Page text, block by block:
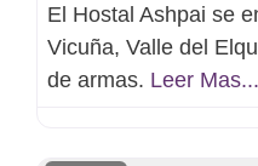
El Hostal Ashpai se
Vicuña, Valle del
de armas. Leer Mas...